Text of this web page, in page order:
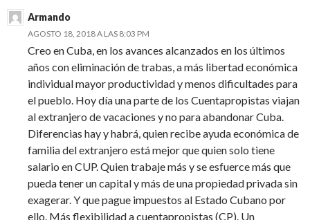
Armando
AGOSTO 18, 2018 A LAS 8:03 PM
Creo en Cuba, en los avances alcanzados en los últimos
años con eliminación de trabas, a más libertad económica
individual mayor productividad y menos dificultades para
el pueblo. Hoy día una parte de los Cuentapropistas viajan
al extranjero de vacaciones y no para abandonar Cuba.
Diferencias hay y habrá, quien recibe ayuda económica de
familia del extranjero está mejor que quien solo tiene
salario en CUP. Quien trabaje más y se esfuerce más que
pueda tener un capital y más de una propiedad privada sin
exagerar. Y que pague impuestos al Estado Cubano por
ello. Más flexibilidad a cuentapropistas (CP). Un